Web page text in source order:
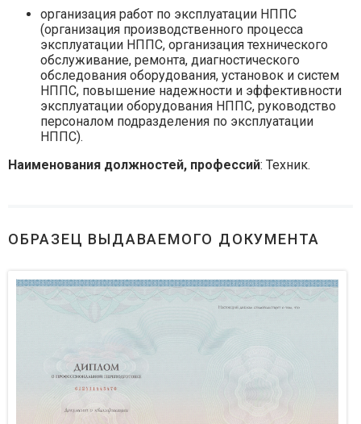
организация работ по эксплуатации НППС
(организация производственного процесса
эксплуатации НППС, организация технического
обслуживание, ремонта, диагностического
обследования оборудования, установок и систем
НППС, повышение надежности и эффективности
эксплуатации оборудования НППС, руководство
персоналом подразделения по эксплуатации
НППС).
Наименования должностей, профессий: Техник.
ОБРАЗЕЦ ВЫДАВАЕМОГО ДОКУМЕНТА